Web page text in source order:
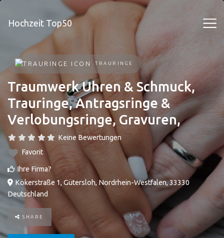
Hochzeit Top50
TRAURINGE
Traumwerk Uhren & Schmuck,
Trauringe, Antragsringe &
Verlobungsringe, Gravuren,
Keine Bewertungen
Favorit
Ihre Firma?
Kökerstraße 1, Gütersloh, Nordrhein-Westfalen,33330
Deutschland
SHARE